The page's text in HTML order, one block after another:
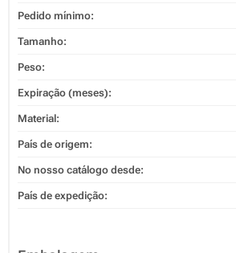
Pedido mínimo:
Tamanho:
Peso:
Expiração (meses):
Material:
País de origem:
No nosso catálogo desde:
País de expedição: